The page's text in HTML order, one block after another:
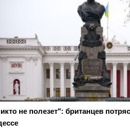
не полезет": британцев